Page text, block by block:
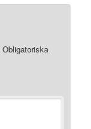
Obligatoriska